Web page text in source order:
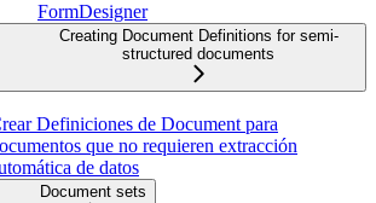
FormDesigner
Creating Document Definitions for semi-
structured documents
Definiciones de Document para
que no requieren extracción
de datos
Document sets